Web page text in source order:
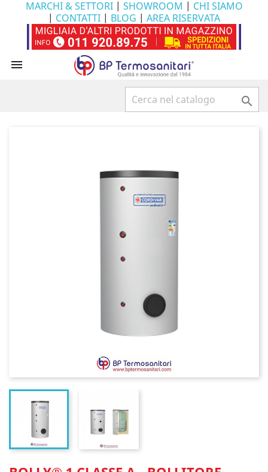
MARCHI & SETTORI| SHOWROOM | CHI SIAMO
| CONTATTI | BLOG | AREA RISERVATA

